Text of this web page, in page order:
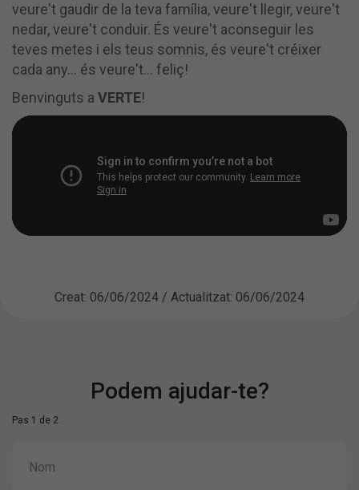
veure't gaudir de la teva família, veure't llegir, veure't
nedar, veure't conduir. És veure't aconseguir les
teves metes i els teus somnis, és veure't créixer
cada any... és veure't... feliç!
Benvinguts a VERTE!
Creat: 06/06/2024 / Actualitzat: 06/06/2024
Podem ajudar-te?
Pas 1 de 2